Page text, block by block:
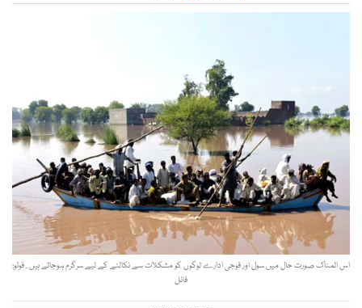
اس المناک صورت حال میں سول اور فوجی ادارے لوگوں کو مشکلات سے نکالنے کے لیے سرگرم ہوجاتے ہیں . فوٹو:
فائل